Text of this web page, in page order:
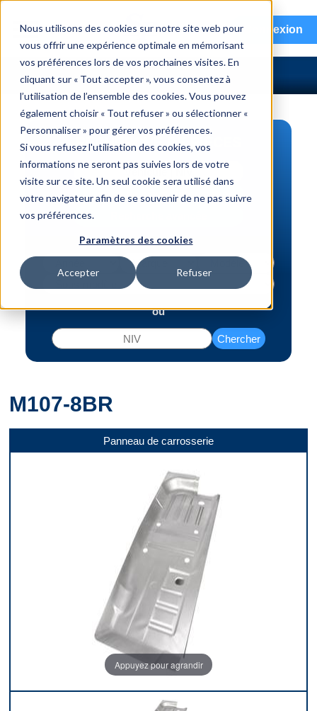
Nous utilisons des cookies sur notre site web pour
vous offrir une expérience optimale en mémorisant
vos préférences lors de vos prochaines visites. En
cliquant sur « Tout accepter », vous consentez à
l’utilisation de l’ensemble des cookies. Vous pouvez
également choisir « Tout refuser » ou sélectionner «
Personnaliser » pour gérer vos préférences.
Si vous refusez l'utilisation des cookies, vos
informations ne seront pas suivies lors de votre
visite sur ce site. Un seul cookie sera utilisé dans
votre navigateur afin de se souvenir de ne pas suivre
vos préférences.
Paramètres des cookies
Accepter Refuser
menu Connexion
RECHERCHE DE PIÈCES
Véhicule | NIV
Numéro de pièce | interchange
ou
Chercher
M107-8BR
Panneau de carrosserie
Appuyez pour agrandir